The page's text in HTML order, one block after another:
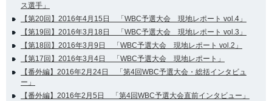
ス選手」
【第20回】2016年4月15日 「WBC予選大会 現地レポート vol.4」
【第19回】2016年3月18日 「WBC予選大会 現地レポート vol.3」
【第18回】2016年3月9日 「WBC予選大会 現地レポート vol.2」
【第17回】2016年3月4日 「WBC予選大会 現地レポート」
【番外編】2016年2月24日 「第4回WBC予選大会・総括インタビュ
ー」
【番外編】2016年2月5日 「第4回WBC予選大会直前インタビュー」